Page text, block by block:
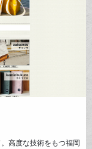
高度な技術をもつ福岡